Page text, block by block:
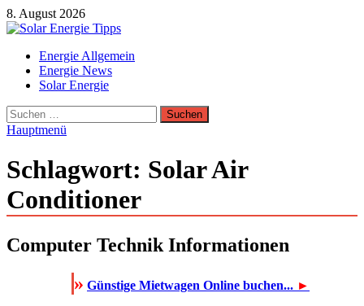
Zum
Inhalt
8. August 2026
Solar Energie Tipps
Solar Energie und Photovoltaik Informationen und Tipps
Energie Allgemein
Energie News
Solar Energie
Suchen
nach:
Hauptmenü
Schlagwort: Solar Air
Conditioner
Computer Technik Informationen
» Günstige Mietwagen Online buchen... ►